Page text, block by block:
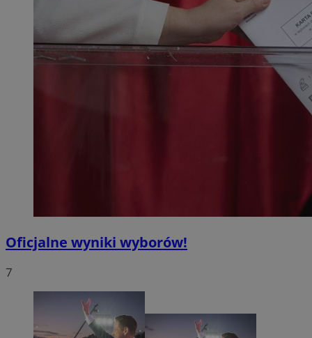
Oficjalne wyniki wyborów!
7